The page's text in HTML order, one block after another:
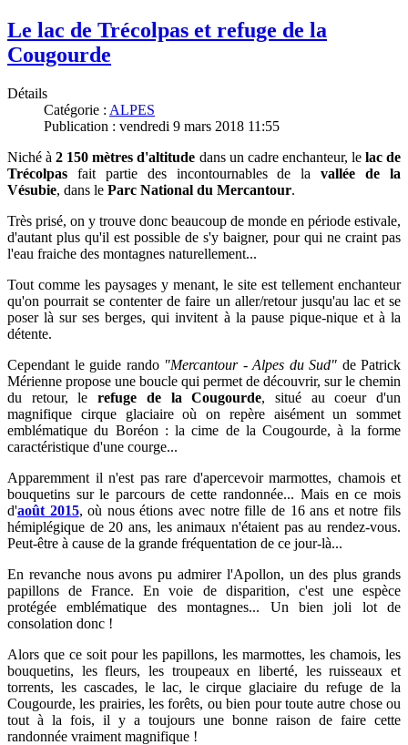
Le lac de Trécolpas et refuge de la
Cougourde
Détails
Catégorie : ALPES
Publication : vendredi 9 mars 2018 11:55
Niché à2 150 mètres d'altitude dans un cadre enchanteur, le lac de
Trécolpas fait partie des incontournables de lavallée de la
Vésubie, dans le Parc National du Mercantour.
Très prisé, on y trouve donc beaucoup de monde en période estivale,
d'autant plus qu'il est possible de s'y baigner, pour qui ne craint pas
l'eau fraiche des montagnes naturellement...
Tout comme les paysages y menant, le site est tellement enchanteur
qu'on pourrait se contenter de faire un aller/retour jusqu'au lac et se
poser là sur ses berges, qui invitent à la pause pique-nique et à la
détente.
Cependant le guide rando "Mercantour - Alpes du Sud" de Patrick
Mérienne propose une boucle qui permet de découvrir, sur le chemin
du retour, lerefuge de la Cougourde, situé au coeur d'un
magnifique cirque glaciaire où on repère aisément un sommet
emblématique du Boréon : la cime de la Cougourde, à la forme
caractéristique d'une courge...
Apparemment il n'est pas rare d'apercevoir marmottes, chamois et
bouquetins sur le parcours de cette randonnée... Mais en ce mois
d'août 2015, où nous étions avec notre fille de 16 ans et notre fils
hémiplégique de 20 ans, les animaux n'étaient pas au rendez-vous.
Peut-être à cause de la grande fréquentation de ce jour-là...
En revanche nous avons pu admirer l'Apollon, un des plus grands
papillons de France. En voie de disparition, c'est une espèce
protégée emblématique des montagnes... Un bien joli lot de
consolation donc !
Alors que ce soit pour les papillons, les marmottes, les chamois, les
bouquetins, les fleurs, les troupeaux en liberté, les ruisseaux et
torrents, les cascades, le lac, le cirque glaciaire du refuge de la
Cougourde, les prairies, les forêts, ou bien pour toute autre chose ou
tout à la fois, il y a toujours une bonne raison de faire cette
randonnée vraiment magnifique !